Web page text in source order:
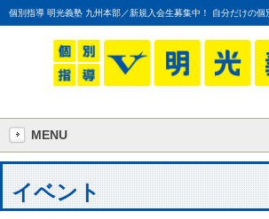
個別指導 明光義塾 九州本部／新規入会生募集中！ 自分だけの個
MENU
イベント